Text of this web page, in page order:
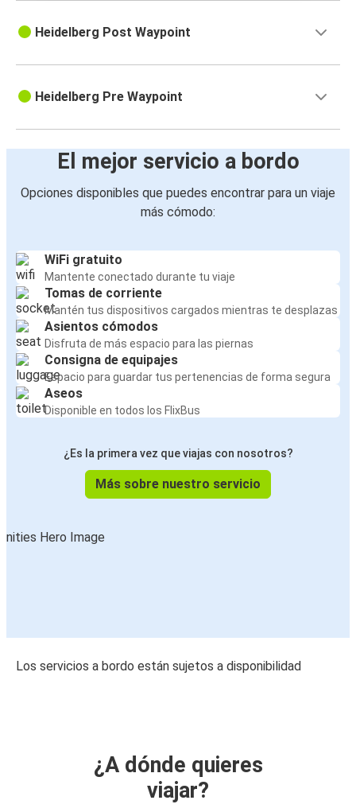
Heidelberg Post Waypoint
Heidelberg Pre Waypoint
El mejor servicio a bordo
Opciones disponibles que puedes encontrar para un viaje
más cómodo:
WiFi gratuito
Mantente conectado durante tu viaje
Tomas de corriente
Mantén tus dispositivos cargados mientras te desplazas
Asientos cómodos
Disfruta de más espacio para las piernas
Consigna de equipajes
Espacio para guardar tus pertenencias de forma segura
Aseos
Disponible en todos los FlixBus
¿Es la primera vez que viajas con nosotros?
Más sobre nuestro servicio
Los servicios a bordo están sujetos a disponibilidad
¿A dónde quieres
viajar?